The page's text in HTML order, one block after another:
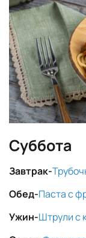
Суббота
Завтрак-
Обед-Паста с
Ужин-Штрули с